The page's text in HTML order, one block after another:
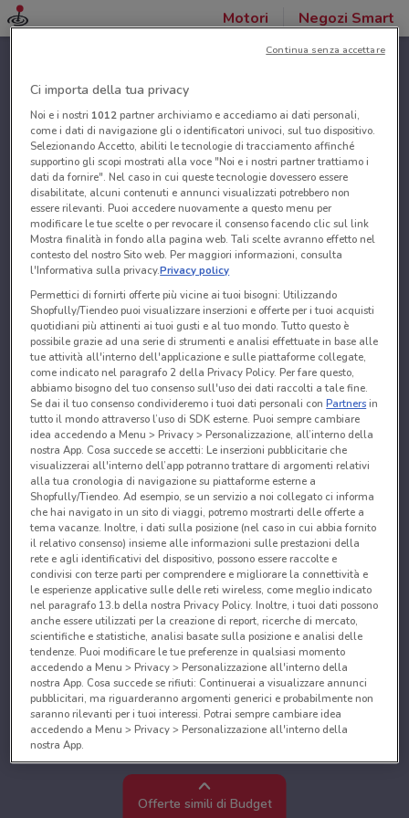
Motori Negozi Smart
Offerte simili di Budget
Ci importa della tua privacy
Noi e i nostri 1012partner archiviamo e accediamo ai dati personali,
come i dati di navigazione gli o identificatori univoci, sul tuo dispositivo.
Selezionando Accetto, abiliti le tecnologie di tracciamento affinché
supportino gli scopi mostrati alla voce "Noi e i nostri partner trattiamo i
dati da fornire". Nel caso in cui queste tecnologie dovessero essere
disabilitate, alcuni contenuti e annunci visualizzati potrebbero non
essere rilevanti. Puoi accedere nuovamente a questo menu per
modificare le tue scelte o per revocare il consenso facendo clic sul link
Mostra finalità in fondo alla pagina web. Tali scelte avranno effetto nel
contesto del nostro Sito web. Per maggiori informazioni, consulta
l'Informativa sulla privacy.Privacy policy
Permettici di fornirti offerte più vicine ai tuoi bisogni: Utilizzando
Shopfully/Tiendeo puoi visualizzare inserzioni e offerte per i tuoi acquisti
quotidiani più attinenti ai tuoi gusti e al tuo mondo. Tutto questo è
possibile grazie ad una serie di strumenti e analisi effettuate in base alle
tue attività all'interno dell'applicazione e sulle piattaforme collegate,
come indicato nel paragrafo 2 della Privacy Policy. Per fare questo,
abbiamo bisogno del tuo consenso sull'uso dei dati raccolti a tale fine.
Se dai il tuo consenso condivideremo i tuoi dati personali conPartnersin
tutto il mondo attraverso l’uso di SDK esterne. Puoi sempre cambiare
idea accedendo a Menu > Privacy > Personalizzazione, all’interno della
nostra App. Cosa succede se accetti: Le inserzioni pubblicitarie che
visualizzerai all'interno dell’app potranno trattare di argomenti relativi
alla tua cronologia di navigazione su piattaforme esterne a
Shopfully/Tiendeo. Ad esempio, se un servizio a noi collegato ci informa
che hai navigato in un sito di viaggi, potremo mostrarti delle offerte a
tema vacanze. Inoltre, i dati sulla posizione (nel caso in cui abbia fornito
il relativo consenso) insieme alle informazioni sulle prestazioni della
rete e agli identificativi del dispositivo, possono essere raccolte e
condivisi con terze parti per comprendere e migliorare la connettività e
le esperienze applicative sulle delle reti wireless, come meglio indicato
nel paragrafo 13.b della nostra Privacy Policy. Inoltre, i tuoi dati possono
anche essere utilizzati per la creazione di report, ricerche di mercato,
scientifiche e statistiche, analisi basate sulla posizione e analisi delle
tendenze. Puoi modificare le tue preferenze in qualsiasi momento
accedendo a Menu > Privacy > Personalizzazione all'interno della
nostra App. Cosa succede se rifiuti: Continuerai a visualizzare annunci
pubblicitari, ma riguarderanno argomenti generici e probabilmente non
saranno rilevanti per i tuoi interessi. Potrai sempre cambiare idea
accedendo a Menu > Privacy > Personalizzazione all'interno della
nostra App.
Noi e i nostri partner trattiamo i dati per fornire:
Utilizzare dati di geolocalizzazione precisi. Scansione attiva delle
caratteristiche del dispositivo ai fini dell’identificazione. Archiviare
Continua senza accettare